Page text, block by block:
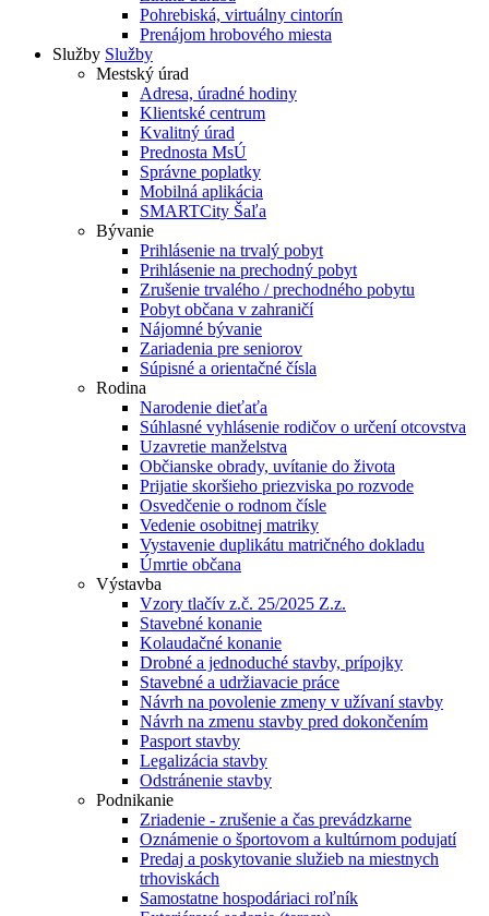
Pohrebiská, virtuálny cintorín
Prenájom hrobového miesta
Služby Služby
Mestský úrad
Adresa, úradné hodiny
Klientské centrum
Kvalitný úrad
Prednosta MsÚ
Správne poplatky
Mobilná aplikácia
SMARTCity Šaľa
Bývanie
Prihlásenie na trvalý pobyt
Prihlásenie na prechodný pobyt
Zrušenie trvalého / prechodného pobytu
Pobyt občana v zahraničí
Nájomné bývanie
Zariadenia pre seniorov
Súpisné a orientačné čísla
Rodina
Narodenie dieťaťa
Súhlasné vyhlásenie rodičov o určení otcovstva
Uzavretie manželstva
Občianske obrady, uvítanie do života
Prijatie skoršieho priezviska po rozvode
Osvedčenie o rodnom čísle
Vedenie osobitnej matriky
Vystavenie duplikátu matričného dokladu
Úmrtie občana
Výstavba
Vzory tlačív z.č. 25/2025 Z.z.
Stavebné konanie
Kolaudačné konanie
Drobné a jednoduché stavby, prípojky
Stavebné a udržiavacie práce
Návrh na povolenie zmeny v užívaní stavby
Návrh na zmenu stavby pred dokončením
Pasport stavby
Legalizácia stavby
Odstránenie stavby
Podnikanie
Zriadenie - zrušenie a čas prevádzkarne
Oznámenie o športovom a kultúrnom podujatí
Predaj a poskytovanie služieb na miestnych
trhoviskách
Samostatne hospodáriaci roľník